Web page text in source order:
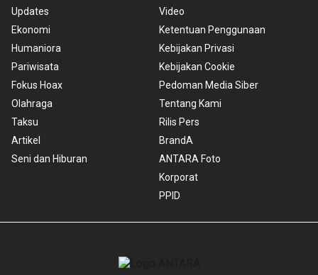
Updates
Ekonomi
Humaniora
Pariwisata
Fokus Hoax
Olahraga
Taksu
Artikel
Seni dan Hiburan
Video
Ketentuan Penggunaan
Kebijakan Privasi
Kebijakan Cookie
Pedoman Media Siber
Tentang Kami
Rilis Pers
BrandA
ANTARA Foto
Korporat
PPID